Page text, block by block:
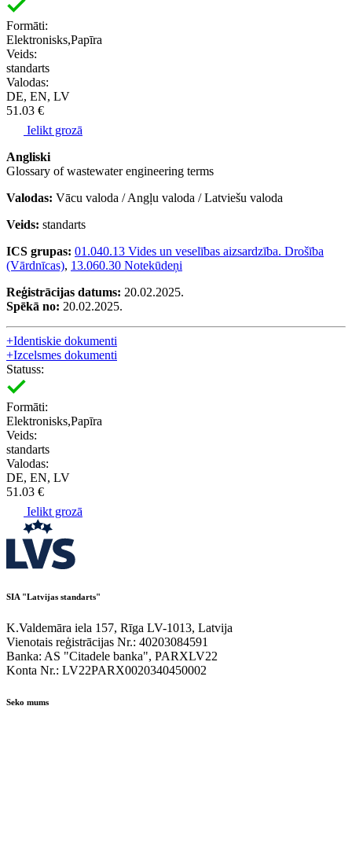
Formāti:
Elektronisks,Papīra
Veids:
standarts
Valodas:
DE, EN, LV
51.03 €
Ielikt grozā
Angliski
Glossary of wastewater engineering terms
Valodas: Vācu valoda / Angļu valoda / Latviešu valoda
Veids: standarts
ICS grupas: 01.040.13 Vides un veselības aizsardzība. Drošība
(Vārdnīcas), 13.060.30 Notekūdeņi
Reģistrācijas datums: 20.02.2025.
Spēkā no: 20.02.2025.
+Identiskie dokumenti
+Izcelsmes dokumenti
Statuss:
Formāti:
Elektronisks,Papīra
Veids:
standarts
Valodas:
DE, EN, LV
51.03 €
Ielikt grozā
SIA "Latvijas standarts"
K.Valdemāra iela 157, Rīga LV-1013, Latvija
Vienotais reģistrācijas Nr.: 40203084591
Banka: AS "Citadele banka", PARXLV22
Konta Nr.: LV22PARX0020340450002
Seko mums